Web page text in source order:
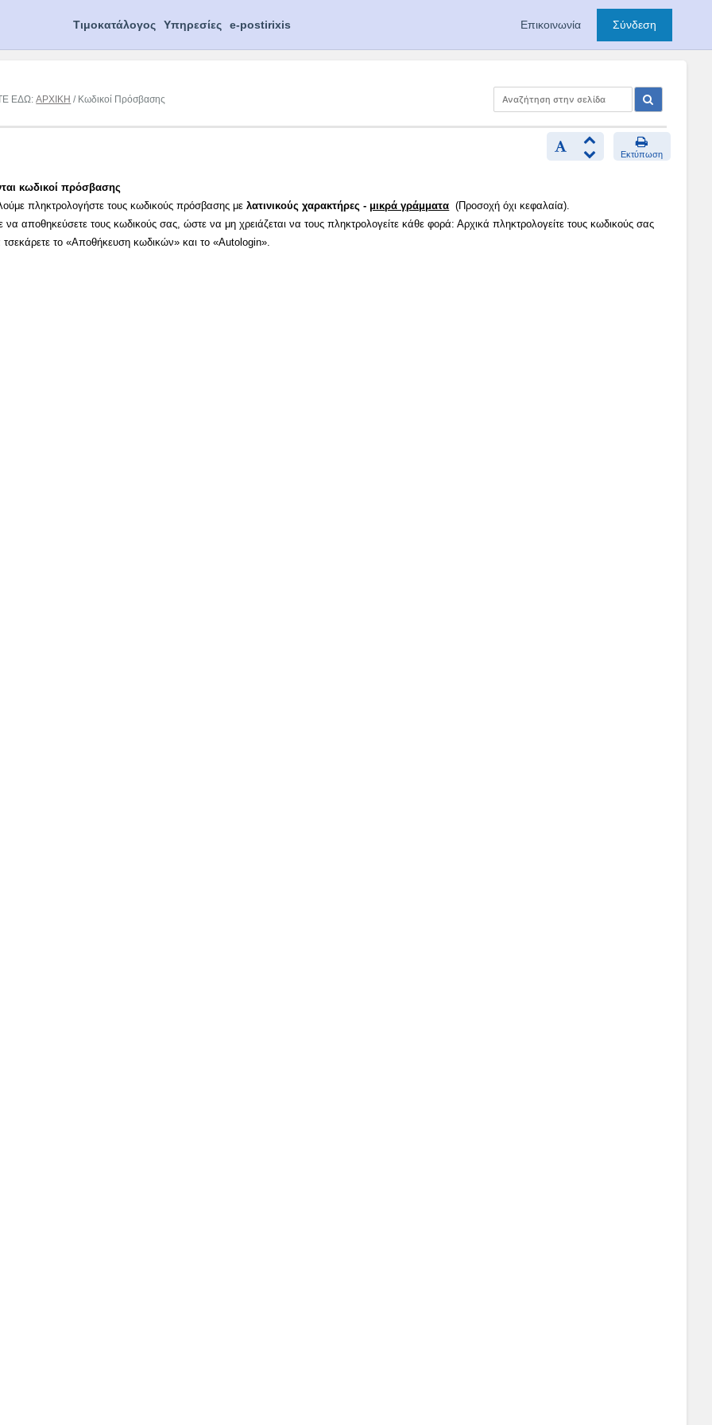
Τιμοκατάλογος Υπηρεσίες e-postirixis Επικοινωνία Σύνδεση
ΕΔΩ:ΑΡΧΙΚΗ / Κωδικοί Πρόσβασης
Εκτύπωση
κωδικοί πρόσβασης
πληκτρολογήστε τους κωδικούς πρόσβασης μελατινικούς χαρακτήρες - μικρά γράμματα (Προσοχή όχι κεφαλαία).
να αποθηκεύσετε τους κωδικούς σας, ώστε να μη χρειάζεται να τους πληκτρολογείτε κάθε φορά: Αρχικά πληκτρολογείτε τους κωδικούς σας
τσεκάρετε το «Αποθήκευση κωδικών» και το «Autologin».